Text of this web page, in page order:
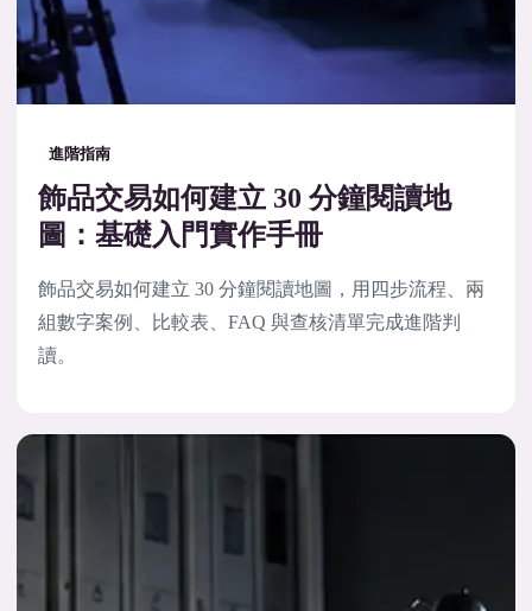
進階指南
飾品交易如何建立 30 分鐘閱讀地
圖：基礎入門實作手冊
飾品交易如何建立 30 分鐘閱讀地圖，用四步流程、兩
組數字案例、比較表、FAQ 與查核清單完成進階判
讀。